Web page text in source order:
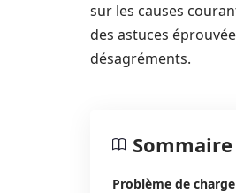
sur les causes
des astuces
désagréments.
Sommaire
Problème de